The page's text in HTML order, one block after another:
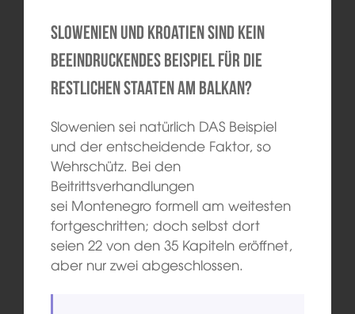
Slowenien und Kroatien sind kein
beeindruckendes Beispiel für die
restlichen Staaten am Balkan?
Slowenien sei natürlich DAS Beispiel
und der entscheidende Faktor, so
Wehrschütz. Bei den
Beitrittsverhandlungen
sei Montenegro formell am weitesten
fortgeschritten; doch selbst dort
seien 22 von den 35 Kapiteln eröffnet,
aber nur zwei abgeschlossen.